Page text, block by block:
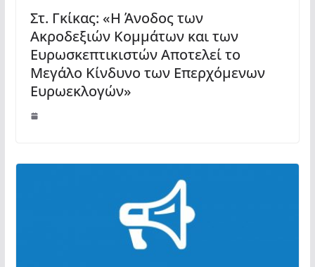
Στ. Γκίκας: «Η Άνοδος των
Ακροδεξιών Κομμάτων και των
Ευρωσκεπτικιστών Αποτελεί το
Μεγάλο Κίνδυνο των Επερχόμενων
Ευρωεκλογών»